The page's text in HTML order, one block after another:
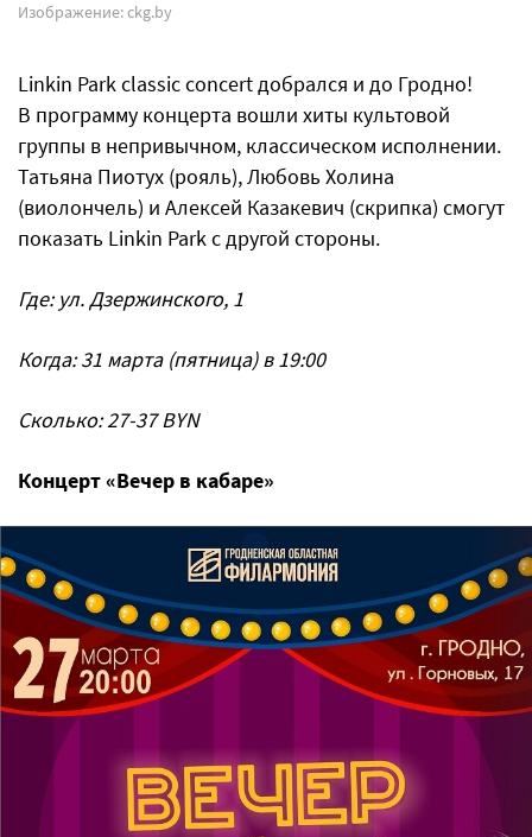
Изображение: ckg.by
Linkin Park classic concert добрался и до Гродно!
В программу концерта вошли хиты культовой
группы в непривычном, классическом исполнении.
Татьяна Пиотух (рояль), Любовь Холина
(виолончель) и Алексей Казакевич (скрипка) смогут
показать Linkin Park с другой стороны.
Где: ул. Дзержинского, 1
Когда: 31 марта (пятница) в 19:00
Сколько: 27-37 BYN
Концерт «Вечер в кабаре»